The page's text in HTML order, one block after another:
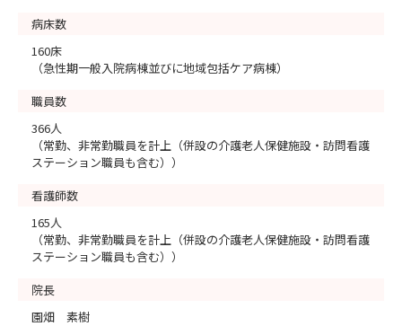
病床数
160床
（急性期一般入院病棟並びに地域包括ケア病棟）
職員数
366人
（常勤、非常勤職員を計上（併設の介護老人保健施設・訪問看護
ステーション職員も含む））
看護師数
165人
（常勤、非常勤職員を計上（併設の介護老人保健施設・訪問看護
ステーション職員も含む））
院長
園畑 素樹